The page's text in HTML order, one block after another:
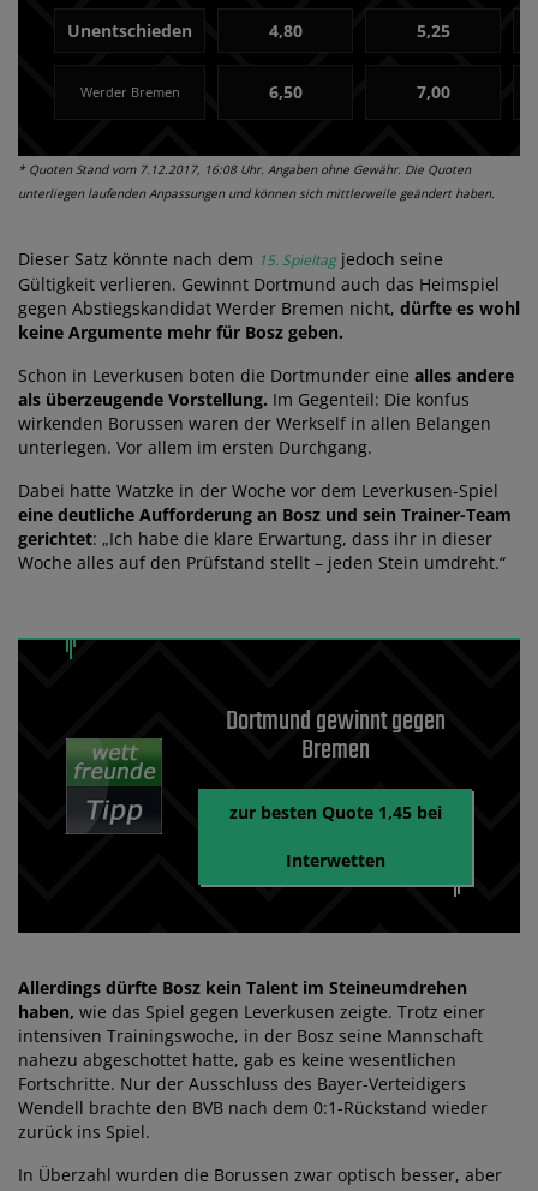
Unentschieden 4,80 5,25
Werder Bremen 6,50 7,00
* Quoten Stand vom 7.12.2017, 16:08 Uhr. Angaben ohne Gewähr. Die Quoten
unterliegen laufenden Anpassungen und können sich mittlerweile geändert haben.
Dieser Satz könnte nach dem 15. Spieltagjedoch seine
Gültigkeit verlieren. Gewinnt Dortmund auch das Heimspiel
gegen Abstiegskandidat Werder Bremen nicht, dürfte es wohl
keine Argumente mehr für Bosz geben.
Schon in Leverkusen boten die Dortmunder eine alles andere
als überzeugende Vorstellung. Im Gegenteil: Die konfus
wirkenden Borussen waren der Werkself in allen Belangen
unterlegen. Vor allem im ersten Durchgang.
Dabei hatte Watzke in der Woche vor dem Leverkusen-Spiel
eine deutliche Aufforderung an Bosz und sein Trainer-Team
gerichtet: „Ich habe die klare Erwartung, dass ihr in dieser
Woche alles auf den Prüfstand stellt – jeden Stein umdreht.“
Dortmund gewinnt gegen
Bremen
zur besten Quote 1,45 bei
Interwetten
Allerdings dürfte Bosz kein Talent im Steineumdrehen
haben, wie das Spiel gegen Leverkusen zeigte. Trotz einer
intensiven Trainingswoche, in der Bosz seine Mannschaft
nahezu abgeschottet hatte, gab es keine wesentlichen
Fortschritte. Nur der Ausschluss des Bayer-Verteidigers
Wendell brachte den BVB nach dem 0:1-Rückstand wieder
zurück ins Spiel.
In Überzahl wurden die Borussen zwar optisch besser, aber